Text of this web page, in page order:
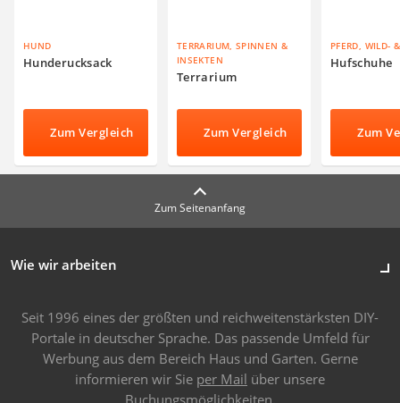
HUND
Hunderucksack
Zum Vergleich
TERRARIUM, SPINNEN &
INSEKTEN
Terrarium
Zum Vergleich
PFERD, WILD-
Hufschuhe
Zum
Zum Seitenanfang
Wie wir arbeiten
Seit 1996 eines der größten und reichweitenstärksten DIY-
Portale in deutscher Sprache. Das passende Umfeld für
Werbung aus dem Bereich Haus und Garten. Gerne
informieren wir Sie per Mail über unsere
Buchungsmöglichkeiten.